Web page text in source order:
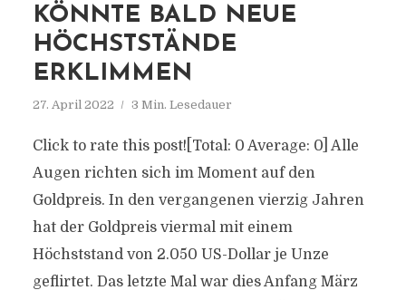
KÖNNTE BALD NEUE
HÖCHSTSTÄNDE
ERKLIMMEN
27. April 2022 3 Min. Lesedauer
Click to rate this post![Total: 0 Average: 0] Alle
Augen richten sich im Moment auf den
Goldpreis. In den vergangenen vierzig Jahren
hat der Goldpreis viermal mit einem
Höchststand von 2.050 US-Dollar je Unze
geflirtet. Das letzte Mal war dies Anfang März